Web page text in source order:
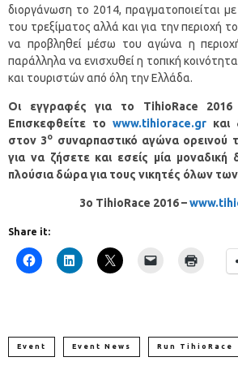
διοργάνωση το 2014, πραγματοποιείται
του τρεξίματος αλλά και για την περιοχή
να προβληθεί μέσω του αγώνα η
παράλληλα να ενισχυθεί η τοπική
και τουριστών από όλη την Ελλάδα.
Οι εγγραφές για το TihioRace 2016
Επισκεφθείτε το www.tihiorace.gr και
στον 3ο συναρπαστικό αγώνα ορεινού
για να ζήσετε και εσείς μία μοναδική
πλούσια δώρα για τους νικητές όλων
3o TihioRace 2016 –www.
Share it:
Event Event News Run TihioRace